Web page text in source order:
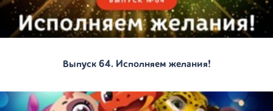
Выпуск 64. Исполняем желания!